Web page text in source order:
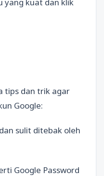
tips dan trik agar
Google:
sulit ditebak oleh
Google Password